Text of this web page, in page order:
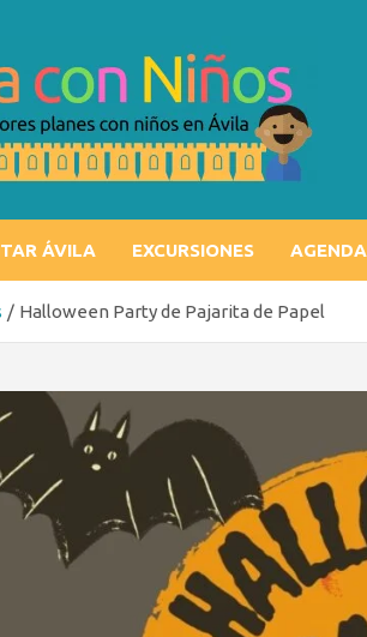
ÁVILA EXCURSIONES AGENDA
Halloween Party de Pajarita de Papel